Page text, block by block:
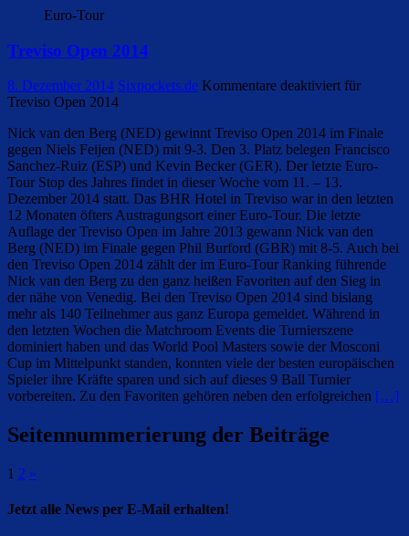
Euro-Tour
Treviso Open 2014
8. Dezember 2014 Sixpockets.de Kommentare deaktiviert für
Treviso Open 2014
Nick van den Berg (NED) gewinnt Treviso Open 2014 im Finale
gegen Niels Feijen (NED) mit 9-3. Den 3. Platz belegen Francisco
Sanchez-Ruiz (ESP) und Kevin Becker (GER). Der letzte Euro-
Tour Stop des Jahres findet in dieser Woche vom 11. – 13.
Dezember 2014 statt. Das BHR Hotel in Treviso war in den letzten
12 Monaten öfters Austragungsort einer Euro-Tour. Die letzte
Auflage der Treviso Open im Jahre 2013 gewann Nick van den
Berg (NED) im Finale gegen Phil Burford (GBR) mit 8-5. Auch bei
den Treviso Open 2014 zählt der im Euro-Tour Ranking führende
Nick van den Berg zu den ganz heißen Favoriten auf den Sieg in
der nähe von Venedig. Bei den Treviso Open 2014 sind bislang
mehr als 140 Teilnehmer aus ganz Europa gemeldet. Während in
den letzten Wochen die Matchroom Events die Turnierszene
dominiert haben und das World Pool Masters sowie der Mosconi
Cup im Mittelpunkt standen, konnten viele der besten europäischen
Spieler ihre Kräfte sparen und sich auf dieses 9 Ball Turnier
vorbereiten. Zu den Favoriten gehören neben den erfolgreichen […]
Seitennummerierung der Beiträge
1 2 »
Jetzt alle News per E-Mail erhalten!